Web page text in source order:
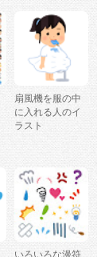
扇風機を服の中
に入れる人のイ
ラスト